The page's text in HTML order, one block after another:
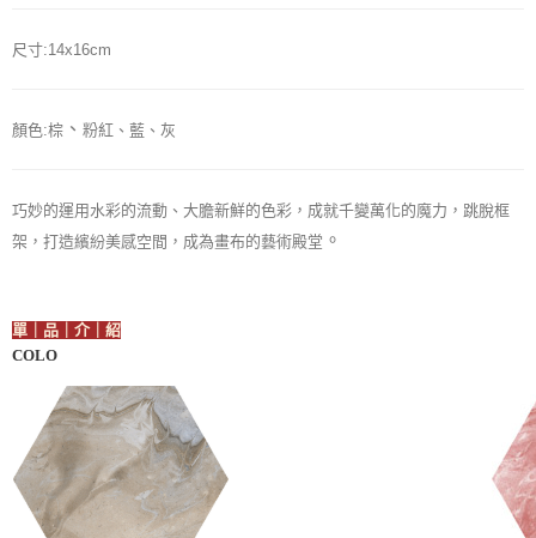
尺寸:14x16cm
顏色:棕 、 粉紅 、藍、灰
巧妙的運用水彩的流動、大膽新鮮的色彩，成就千變萬化的魔力，跳脫框
架，打造繽紛美感空間，成為畫布的藝術殿堂 。
單｜品｜介｜紹
COLO